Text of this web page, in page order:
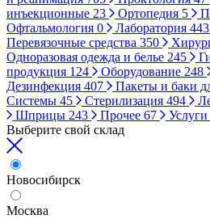
инъекционные 23 Ортопедия 5
Офтальмология 0 Лаборатория 443
Перевязочные средства 350
Одноразовая одежда и белье 245
продукция 124 Оборудование 248
Дезинфекция 407 Пакеты и баки
Системы 45 Стерилизация 494
Шприцы 243 Прочее 67
Выберите свой склад
Новосибирск
Москва